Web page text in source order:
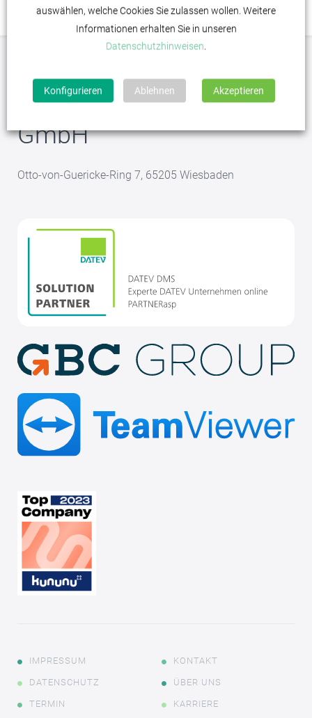
CDS - Peter Griese
GmbH
Otto-von-Guericke-Ring 7, 65205 Wiesbaden
IMPRESSUM KONTAKT
DATENSCHUTZ ÜBER UNS
TERMIN KARRIERE
auswählen, welche Cookies Sie zulassen wollen. Weitere
Informationen erhalten Sie in unseren
Datenschutzhinweisen.
Konfigurieren Ablehnen Akzeptieren